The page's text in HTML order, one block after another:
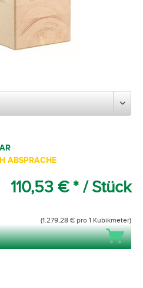
ABSPRACHE
110,53 € * / Stück
(1.279,28 € pro 1 Kubikmeter)